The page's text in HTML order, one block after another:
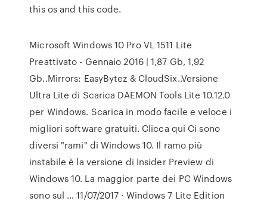
this os and this code.
Microsoft Windows 10 Pro VL 1511 Lite
Preattivato - Gennaio 2016 | 1,87 Gb, 1,92
Gb..Mirrors: EasyBytez & CloudSix..Versione
Ultra Lite di Scarica DAEMON Tools Lite 10.12.0
per Windows. Scarica in modo facile e veloce i
migliori software gratuiti. Clicca qui Ci sono
diversi "rami" di Windows 10. Il ramo più
instabile è la versione di Insider Preview di
Windows 10. La maggior parte dei PC Windows
sono sul … 11/07/2017 · Windows 7 Lite Edition